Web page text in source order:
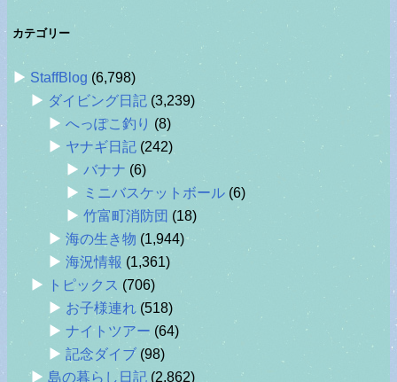
カテゴリー
StaffBlog (6,798)
ダイビング日記 (3,239)
へっぽこ釣り (8)
ヤナギ日記 (242)
バナナ (6)
ミニバスケットボール (6)
竹富町消防団 (18)
海の生き物 (1,944)
海況情報 (1,361)
トピックス (706)
お子様連れ (518)
ナイトツアー (64)
記念ダイブ (98)
島の暮らし日記 (2,862)